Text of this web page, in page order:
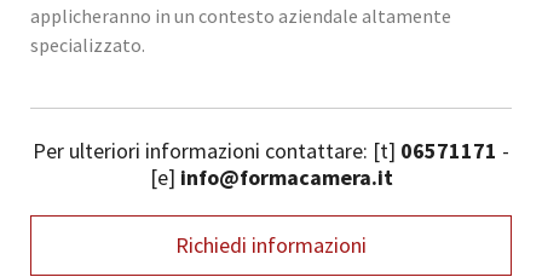
applicheranno in un contesto aziendale altamente
specializzato.
Per ulteriori informazioni contattare: [t] 06571171 -
[e] info@formacamera.it
Richiedi informazioni